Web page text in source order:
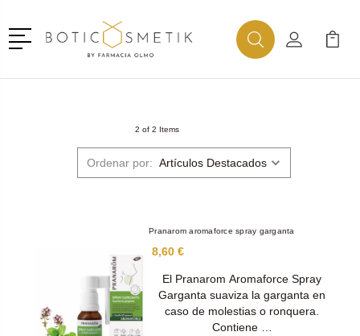
Menú
BuscarMi Cuenta
Mi
2 of 2 Items
Ordenar por:
Pranarom aromaforce spray garganta
8,60 €
El Pranarom Aromaforce Spray
Garganta suaviza la garganta en
caso de molestias o ronquera.
Contiene …